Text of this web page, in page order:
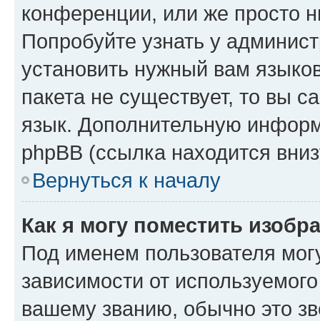
конференции, или же просто
Попробуйте узнать у
установить нужный вам
пакета не существует, то вы
язык. Дополнительную
phpBB (ссылка находится
Вернуться к началу
Как я могу поместить
Под именем пользователя
зависимости от
вашему званию, обычно это